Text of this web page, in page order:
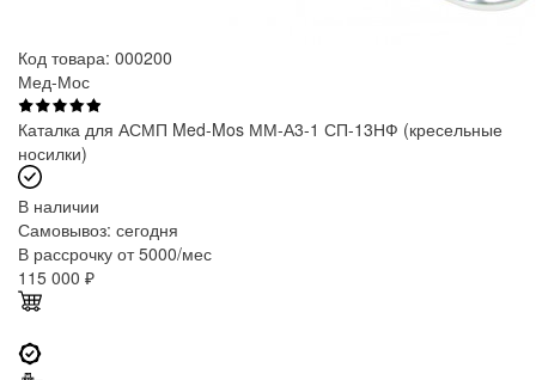
Код товара: 000200
Мед-Мос
Каталка для АСМП Med-Mos ММ-А3-1 СП-13НФ (кресельные
носилки)
В наличии
Самовывоз: сегодня
В рассрочку от 5000/мес
115 000 ₽